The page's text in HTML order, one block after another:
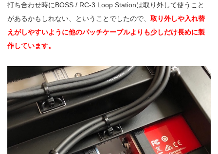
打ち合わせ時にBOSS / RC-3 Loop Stationは取り外して使うこと
があるかもしれない、ということでしたので、 取り外しや入れ替
えがしやすいように他のパッチケーブルよりも少しだけ長めに製
作しています。